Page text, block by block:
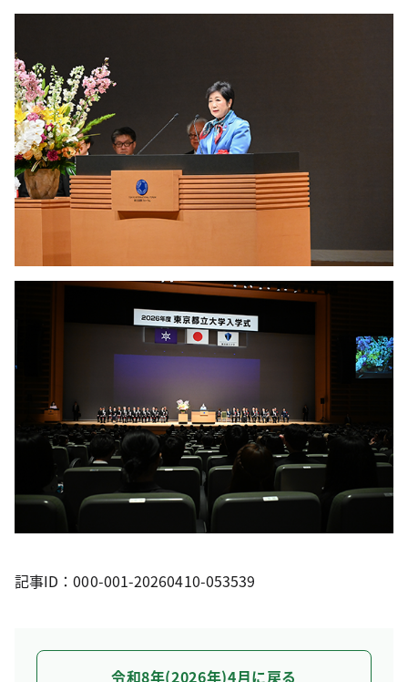
記事ID：000-001-20260410-053539
令和8年(2026年)4月に戻る